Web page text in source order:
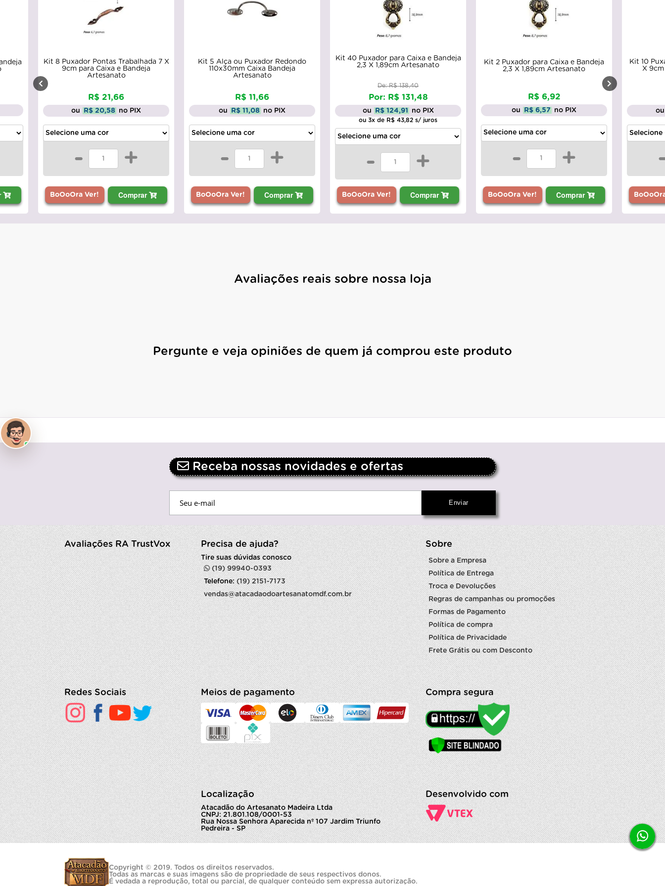
Kit 8 Puxador Pontas Trabalhada 7 X
9cm para Caixa e Bandeja
Artesanato
R$ 21,66
ou R$ 20,58 no PIX
- +
BoOoOra Ver! Comprar
Kit 5 Alça ou Puxador Redondo
110x30mm Caixa Bandeja
Artesanato
R$ 11,66
ou R$ 11,08 no PIX
- +
BoOoOra Ver! Comprar
Kit 40 Puxador para Caixa e Bandeja
2,3 X 1,89cm Artesanato
De: R$ 138,40
Por: R$ 131,48
ou R$ 124,91 no PIX
ou 3x de R$ 43,82 s/ juros
- +
BoOoOra Ver! Comprar
Kit 2 Puxador para Caixa e Bandeja
2,3 X 1,89cm Artesanato
R$ 6,92
ou R$ 6,57 no PIX
- +
BoOoOra Ver! Comprar
Kit 10
X
ou
Avaliações reais sobre nossa loja
Pergunte e veja opiniões de quem já comprou este produto
Receba nossas novidades e ofertas
Avaliações RA TrustVox Precisa de ajuda?
Tire suas dúvidas conosco
(19) 99940-0393
Telefone:(19) 2151-7173
vendas@atacadaodoartesanatomdf.com.br
Sobre
Sobre a Empresa
Política de Entrega
Troca e Devoluções
Regras de campanhas ou promoções
Formas de Pagamento
Política de compra
Política de Privacidade
Frete Grátis ou com Desconto
Redes Sociais Meios de pagamento Compra segura
Localização
Atacadão do Artesanato Madeira Ltda
CNPJ: 21.801.108/0001-53
Rua Nossa Senhora Aparecida nº 107 Jardim Triunfo
Pedreira - SP
Desenvolvido com
Copyright © 2019. Todos os direitos reservados.
Todas as marcas e suas imagens são de propriedade de seus respectivos donos.
É vedada a reprodução, total ou parcial, de qualquer conteúdo sem expressa autorização.